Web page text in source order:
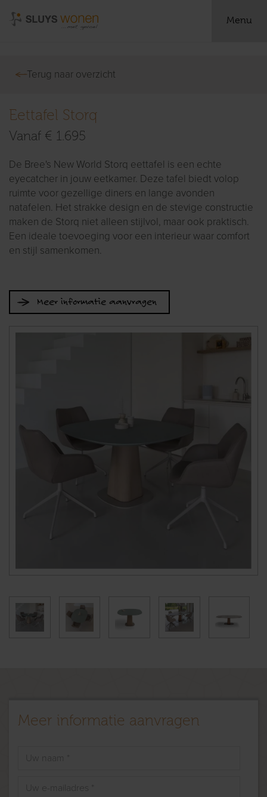
Menu
Terug naar overzicht
Eettafel Storq
Vanaf € 1.695
De Bree's New World Storq eettafel is een echte
eyecatcher in jouw eetkamer. Deze tafel biedt volop
ruimte voor gezellige diners en lange avonden
natafelen. Het strakke design en de stevige constructie
maken de Storq niet alleen stijlvol, maar ook praktisch.
Een ideale toevoeging voor een interieur waar comfort
en stijl samenkomen.
Meer informatie aanvragen
Meer informatie aanvragen